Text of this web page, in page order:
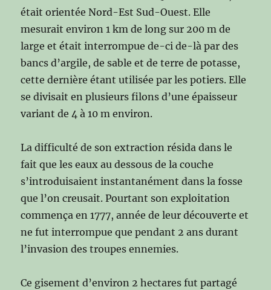
était orientée Nord-Est Sud-Ouest. Elle
mesurait environ 1 km de long sur 200 m de
large et était interrompue de-ci de-là par des
bancs d’argile, de sable et de terre de potasse,
cette dernière étant utilisée par les potiers. Elle
se divisait en plusieurs filons d’une épaisseur
variant de 4 à 10 m environ.
La difficulté de son extraction résida dans le
fait que les eaux au dessous de la couche
s’introduisaient instantanément dans la fosse
que l’on creusait. Pourtant son exploitation
commença en 1777, année de leur découverte et
ne fut interrompue que pendant 2 ans durant
l’invasion des troupes ennemies.
Ce gisement d’environ 2 hectares fut partagé